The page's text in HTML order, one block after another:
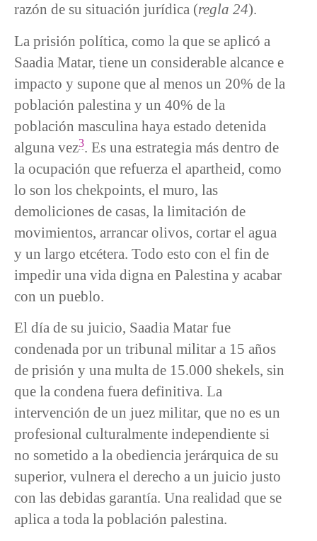
razón de su situación jurídica (regla 24).
La prisión política, como la que se aplicó a
Saadia Matar, tiene un considerable alcance e
impacto y supone que al menos un 20% de la
población palestina y un 40% de la
población masculina haya estado detenida
alguna vez3. Es una estrategia más dentro de
la ocupación que refuerza el apartheid, como
lo son los chekpoints, el muro, las
demoliciones de casas, la limitación de
movimientos, arrancar olivos, cortar el agua
y un largo etcétera. Todo esto con el fin de
impedir una vida digna en Palestina y acabar
con un pueblo.
El día de su juicio, Saadia Matar fue
condenada por un tribunal militar a 15 años
de prisión y una multa de 15.000 shekels, sin
que la condena fuera definitiva. La
intervención de un juez militar, que no es un
profesional culturalmente independiente si
no sometido a la obediencia jerárquica de su
superior, vulnera el derecho a un juicio justo
con las debidas garantía. Una realidad que se
aplica a toda la población palestina.